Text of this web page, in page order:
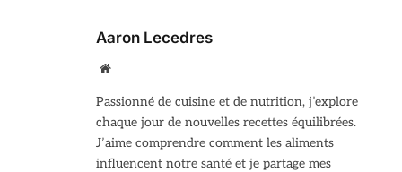
Aaron Lecedres
Site
Passionné de cuisine et de nutrition, j’explore
chaque jour de nouvelles recettes équilibrées.
J’aime comprendre comment les aliments
influencent notre santé et je partage mes